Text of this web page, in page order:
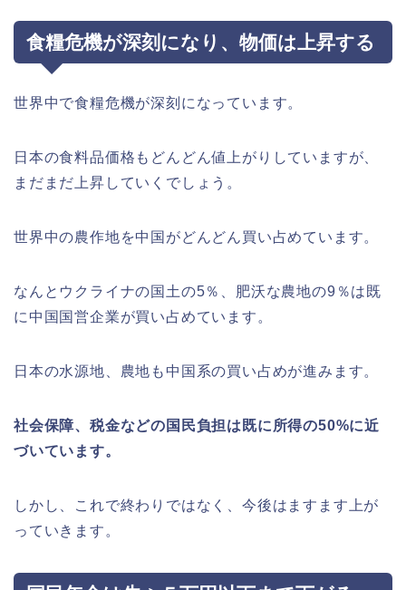
食糧危機が深刻になり、物価は上昇する
世界中で食糧危機が深刻になっています。
日本の食料品価格もどんどん値上がりしていますが、
まだまだ上昇していくでしょう。
世界中の農作地を中国がどんどん買い占めています。
なんとウクライナの国土の5％、肥沃な農地の9％は既
に中国国営企業が買い占めています。
日本の水源地、農地も中国系の買い占めが進みます。
社会保障、税金などの国民負担は既に所得の50%に近
づいています。
しかし、これで終わりではなく、今後はますます上が
っていきます。